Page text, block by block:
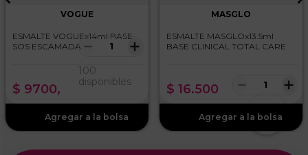
VOGUE
ESMALTE VOGUEx14ml BASE
SOS ESCAMADAS
$ 9700,
＋
－
100
disponibles
MASGLO
ESMALTE MASGLOx13.5ml
BASE CLINICAL TOTAL CARE
$ 16.500 ＋
－